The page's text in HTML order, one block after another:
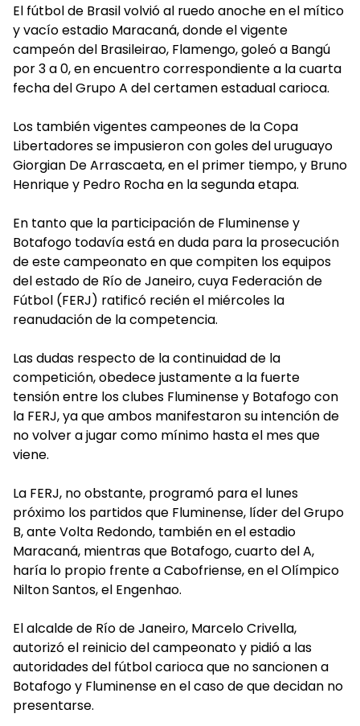
El fútbol de Brasil volvió al ruedo anoche en el mítico
y vacío estadio Maracaná, donde el vigente
campeón del Brasileirao, Flamengo, goleó a Bangú
por 3 a 0, en encuentro correspondiente a la cuarta
fecha del Grupo A del certamen estadual carioca.
Los también vigentes campeones de la Copa
Libertadores se impusieron con goles del uruguayo
Giorgian De Arrascaeta, en el primer tiempo, y Bruno
Henrique y Pedro Rocha en la segunda etapa.
En tanto que la participación de Fluminense y
Botafogo todavía está en duda para la prosecución
de este campeonato en que compiten los equipos
del estado de Río de Janeiro, cuya Federación de
Fútbol (FERJ) ratificó recién el miércoles la
reanudación de la competencia.
Las dudas respecto de la continuidad de la
competición, obedece justamente a la fuerte
tensión entre los clubes Fluminense y Botafogo con
la FERJ, ya que ambos manifestaron su intención de
no volver a jugar como mínimo hasta el mes que
viene.
La FERJ, no obstante, programó para el lunes
próximo los partidos que Fluminense, líder del Grupo
B, ante Volta Redondo, también en el estadio
Maracaná, mientras que Botafogo, cuarto del A,
haría lo propio frente a Cabofriense, en el Olímpico
Nilton Santos, el Engenhao.
El alcalde de Río de Janeiro, Marcelo Crivella,
autorizó el reinicio del campeonato y pidió a las
autoridades del fútbol carioca que no sancionen a
Botafogo y Fluminense en el caso de que decidan no
presentarse.